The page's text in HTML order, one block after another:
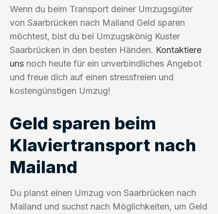
Wenn du beim Transport deiner Umzugsgüter
von Saarbrücken nach Mailand Geld sparen
möchtest, bist du bei Umzugskönig Kuster
Saarbrücken in den besten Händen. Kontaktiere
uns noch heute für ein unverbindliches Angebot
und freue dich auf einen stressfreien und
kostengünstigen Umzug!
Geld sparen beim
Klaviertransport nach
Mailand
Du planst einen Umzug von Saarbrücken nach
Mailand und suchst nach Möglichkeiten, um Geld